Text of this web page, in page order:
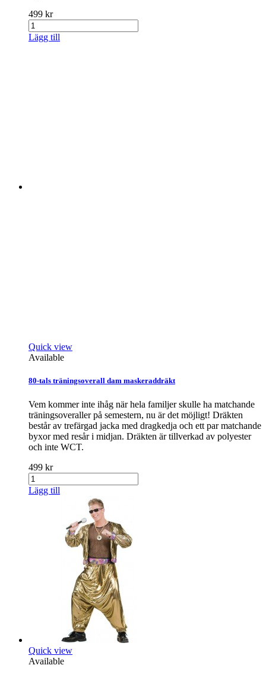
499 kr
Lägg till
Quick view
Available
80-tals träningsoverall dam maskeraddräkt
Vem kommer inte ihåg när hela familjer skulle ha matchande
träningsoveraller på semestern, nu är det möjligt! Dräkten
består av trefärgad jacka med dragkedja och ett par matchande
byxor med resår i midjan. Dräkten är tillverkad av polyester
och inte WCT.
499 kr
Lägg till
Quick view
Available